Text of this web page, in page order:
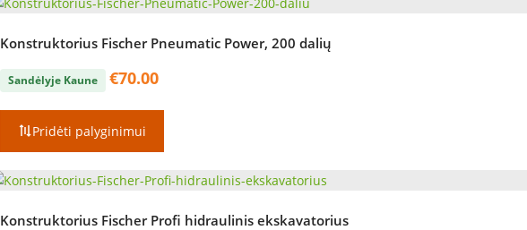
Konstruktorius Fischer Pneumatic Power, 200 dalių
Sandėlyje Kaune €70.00
Pridėti palyginimui
Konstruktorius Fischer Profi hidraulinis ekskavatorius